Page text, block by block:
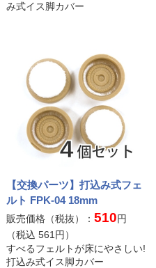
み式イス脚カバー
【交換パーツ】打込み式フェ
ルト FPK-04 18mm
販売価格（税抜）： 510円
（税込 561 円）
すべるフェルトが床にやさしい!
打込み式イス脚カバー